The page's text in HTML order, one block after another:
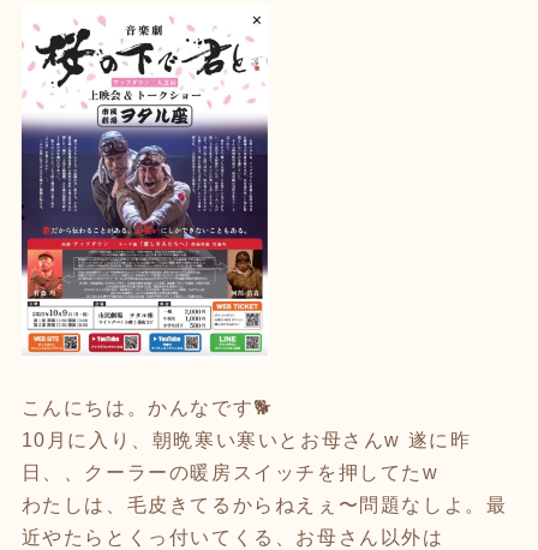
こんにちは。かんなです🐕
10月に入り、朝晩寒い寒いとお母さんw 遂に昨
日、、クーラーの暖房スイッチを押してたw
わたしは、毛皮きてるからねえぇ〜問題なしよ。最
近やたらとくっ付いてくる、お母さん以外は